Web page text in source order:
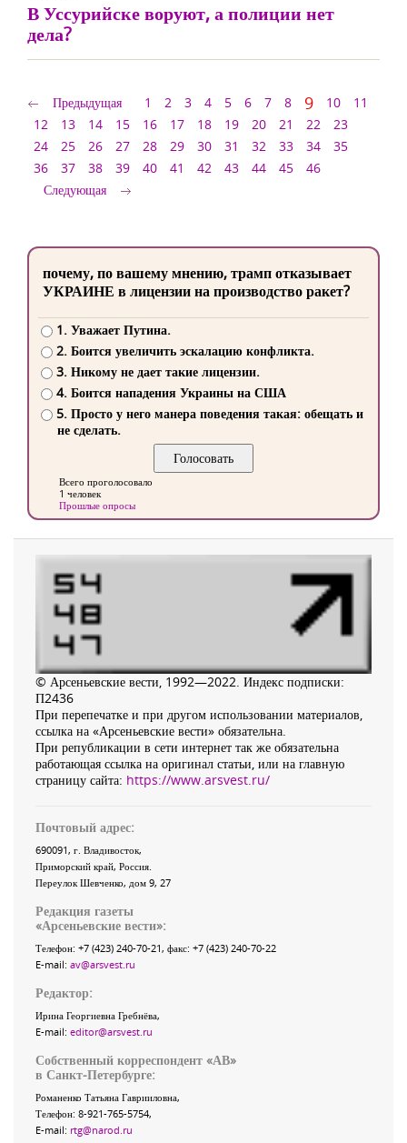
В Уссурийске воруют, а полиции нет
дела?
Предыдущая 1 2 3 4 5 6 7 8 9 10
11
12
13 14 15 16 17 18 19 20 21 22
23
24
25 26 27 28 29 30 31 32 33 34
35
36
37 38 39 40 41 42 43 44 45
46
Следующая
почему, по вашему мнению, трамп отказывает
УКРАИНЕ в лицензии на производство ракет?
1. Уважает Путина.
2. Боится увеличить эскалацию конфликта.
3. Никому не дает такие лицензии.
4. Боится нападения Украины на США
5. Просто у него манера поведения такая: обещать и
не сделать.
Всего проголосовало
1 человек
Прошлые опросы
© Арсеньевские вести, 1992—2022. Индекс подписки:
П2436
При перепечатке и при другом использовании материалов,
ссылка на «Арсеньевские вести» обязательна.
При републикации в сети интернет так же обязательна
работающая ссылка на оригинал статьи, или на главную
страницу сайта: https://www.arsvest.ru/
Почтовый адрес:
690091, г. Владивосток,
Приморский край, Россия
Переулок Шевченко, дом 9, 27
Редакция газеты
«Арсеньевские вести»:
Телефон: +7 (423) 240-70-21, факс: +7 (423) 240-70-22
E-mail: av@arsvest.ru
Редактор:
Ирина Георгиевна Гребнёва,
E-mail: editor@arsvest.ru
Собственный корреспондент «АВ»
в Санкт-Петербурге:
Романенко Татьяна Гаврииловна,
Телефон: 8-921-765-5754,
E-mail: rtg@narod.ru